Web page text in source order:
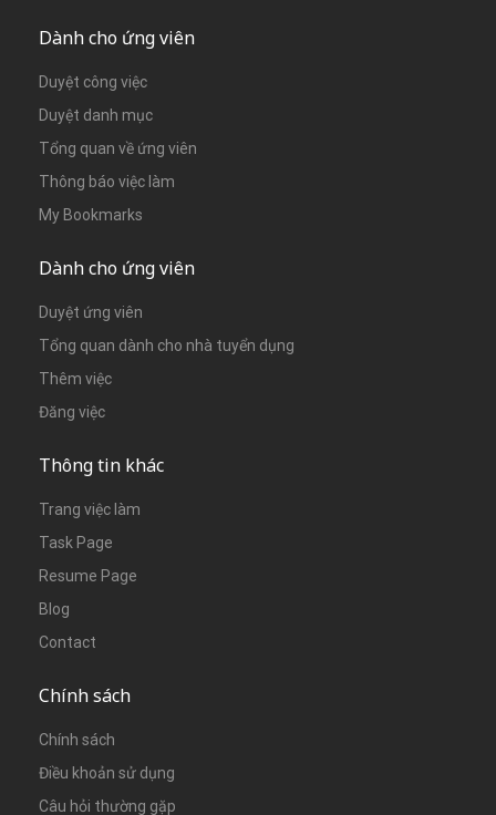
Dành cho ứng viên
Duyệt công việc
Duyệt danh mục
Tổng quan về ứng viên
Thông báo việc làm
My Bookmarks
Dành cho ứng viên
Duyệt ứng viên
Tổng quan dành cho nhà tuyển dụng
Thêm việc
Đăng việc
Thông tin khác
Trang việc làm
Task Page
Resume Page
Blog
Contact
Chính sách
Chính sách
Điều khoản sử dụng
Câu hỏi thường gặp